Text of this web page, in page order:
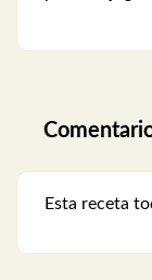
Esta receta